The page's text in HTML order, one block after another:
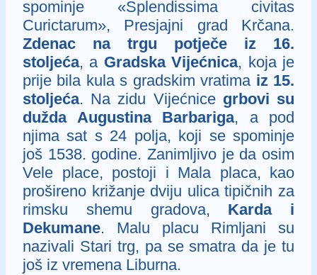
spominje «Splendissima civitas
Curictarum», Presjajni grad Krčana.
Zdenac na trgu potječe iz 16.
stoljeća, a Gradska Vijećnica, koja je
prije bila kula s gradskim vratima iz 15.
stoljeća. Na zidu Vijećnice grbovi su
dužda Augustina Barbariga, a pod
njima sat s 24 polja, koji se spominje
još 1538. godine. Zanimljivo je da osim
Vele place, postoji i Mala placa, kao
prošireno križanje dviju ulica tipičnih za
rimsku shemu gradova, Karda i
Dekumane. Malu placu Rimljani su
nazivali Stari trg, pa se smatra da je tu
još iz vremena Liburna.